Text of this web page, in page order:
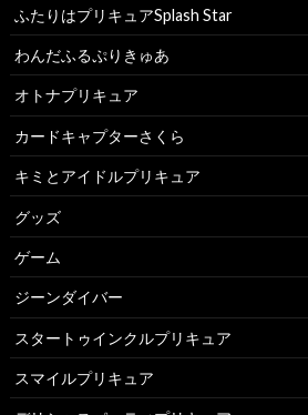
ふたりはプリキュアSplash Star
わんだふるぷりきゅあ
オトナプリキュア
カードキャプターさくら
キミとアイドルプリキュア
グッズ
ゲーム
ジーンダイバー
スタートゥインクルプリキュア
スマイルプリキュア